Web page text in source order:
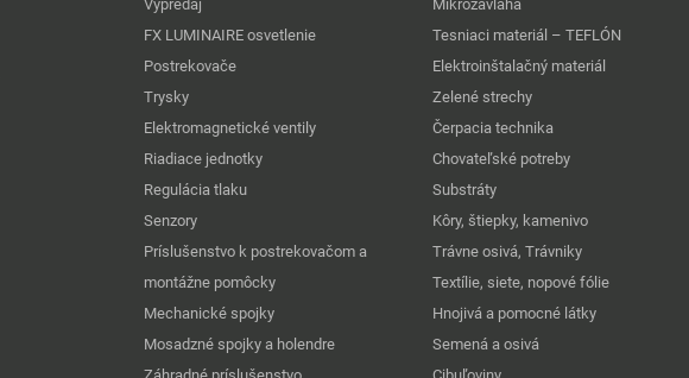
Výpredaj
FX LUMINAIRE osvetlenie
Postrekovače
Trysky
Elektromagnetické ventily
Riadiace jednotky
Regulácia tlaku
Senzory
Príslušenstvo k postrekovačom a
montážne pomôcky
Mechanické spojky
Mosadzné spojky a holendre
Mikrozávlaha
Tesniaci materiál – TEFLÓN
Elektroinštalačný materiál
Zelené strechy
Čerpacia technika
Chovateľské potreby
Substráty
Kôry, štiepky, kamenivo
Trávne osivá, Trávniky
Textílie, siete, nopové fólie
Hnojivá a pomocné látky
Semená a osivá